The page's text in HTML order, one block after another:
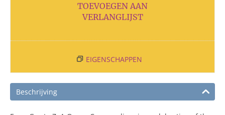
TOEVOEGEN AAN
VERLANGLIJST
EIGENSCHAPPEN
Beschrijving